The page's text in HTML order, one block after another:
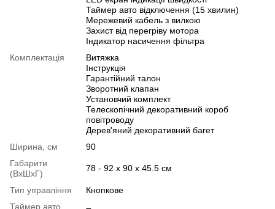
Таймер авто відключення (15 хвилин)
Мережевий кабель з вилкою
Захист від перегріву мотора
Індикатор насичення фільтра
Комплектація
Витяжка
Інструкція
Гарантійний талон
Зворотний клапан
Установчий комплект
Телескопічний декоративний короб
повітроводу
Дерев'яний декоративний багет
Ширина, см
90
Габарити
(ВхШхГ)
78 - 92 х 90 х 45.5 см
Тип управління
Кнопкове
Таймер авто